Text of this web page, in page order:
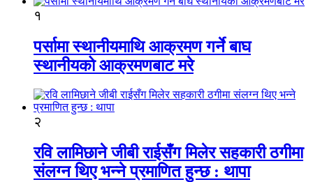
१
पर्सामा स्थानीयमाथि आक्रमण गर्ने बाघ
स्थानीयको आक्रमणबाट मरे
२
रवि लामिछाने जीबी राईसँग मिलेर सहकारी ठगीमा
संलग्न थिए भन्ने प्रमाणित हुन्छ : थापा